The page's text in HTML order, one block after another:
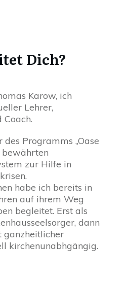
Dich?
Karow, ich
Lehrer,
Programms „Oase
bewährten
zur Hilfe in
habe ich bereits in
auf ihrem Weg
begleitet. Erst als
dann
ganzheitlicher
kirchenunabhgängig.